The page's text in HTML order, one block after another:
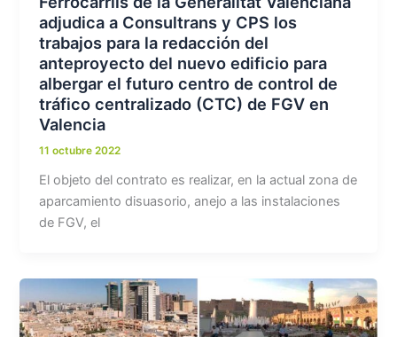
adjudica a Consultrans y CPS los
trabajos para la redacción del
anteproyecto del nuevo edificio para
albergar el futuro centro de control de
tráfico centralizado (CTC) de FGV en
Valencia
11 octubre 2022
El objeto del contrato es realizar, en la actual zona de
aparcamiento disuasorio, anejo a las instalaciones
de FGV, el